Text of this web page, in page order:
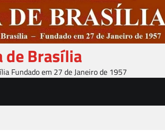
de Brasília
Fundado em 27 de Janeiro de 1957